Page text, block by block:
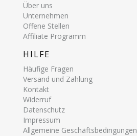
Über uns
Unternehmen
Offene Stellen
Affiliate Programm
HILFE
Häufige Fragen
Versand und Zahlung
Kontakt
Widerruf
Datenschutz
Impressum
Allgemeine Geschäftsbedingungen